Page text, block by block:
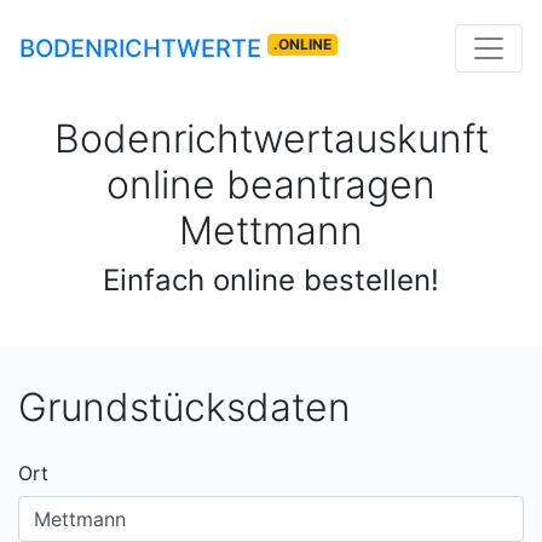
BODENRICHTWERTE .ONLINE
Bodenrichtwertauskunft
online beantragen
Mettmann
Einfach online bestellen!
Grundstücksdaten
Ort